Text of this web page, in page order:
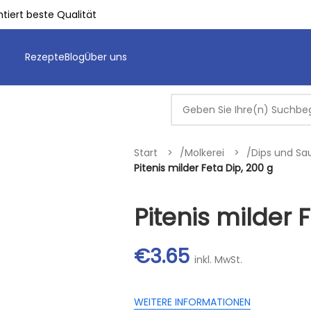
beste Qualität
RezepteBlogÜber uns
Start /Molkerei /Dips und
Pitenis milder Feta Dip, 200 g
Pitenis milder
€3.65 inkl. MwSt.
WEITERE INFORMATIONEN